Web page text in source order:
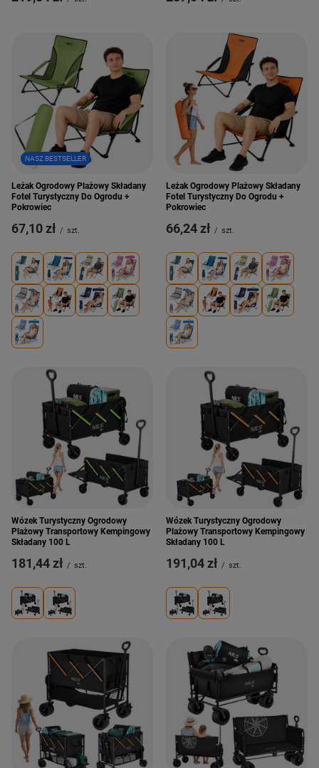
NASZ BESTSELLER
Leżak Ogrodowy Plażowy Składany
Fotel Turystyczny Do Ogrodu +
Pokrowiec
67,10 zł / szt.
Leżak Ogrodowy Plażowy Składany
Fotel Turystyczny Do Ogrodu +
Pokrowiec
66,24 zł / szt.
Wózek Turystyczny Ogrodowy
Plażowy Transportowy Kempingowy
Składany 100 L
181,44 zł / szt.
Wózek Turystyczny Ogrodowy
Plażowy Transportowy Kempingowy
Składany 100 L
191,04 zł / szt.